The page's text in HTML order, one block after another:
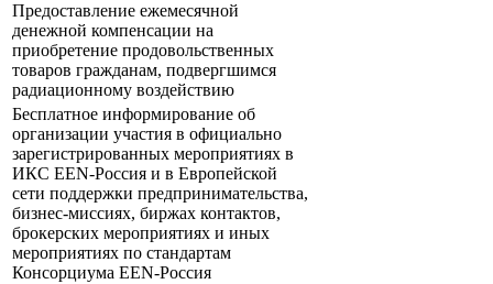
Предоставление ежемесячной
денежной компенсации на
приобретение продовольственных
товаров гражданам, подвергшимся
радиационному воздействию
Бесплатное информирование об
организации участия в официально
зарегистрированных мероприятиях в
ИКС EEN-Россия и в Европейской
сети поддержки предпринимательства,
бизнес-миссиях, биржах контактов,
брокерских мероприятиях и иных
мероприятиях по стандартам
Консорциума EEN-Россия